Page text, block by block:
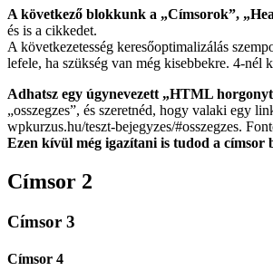
A következő blokkunk a „Címsorok”,
és is a cikkedet.
A következetesség keresőoptimalizálás
lefele, ha szükség van még kisebbekre. 4-nél
Adhatsz egy úgynevezett „HTML
„osszegzes”, és szeretnéd, hogy valaki egy
wpkurzus.hu/teszt-bejegyzes/#osszegzes.
Ezen kívül még igazítani is tudod a címsor
Címsor 2
Címsor 3
Címsor 4